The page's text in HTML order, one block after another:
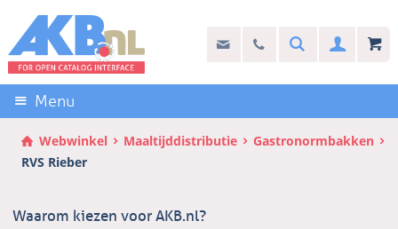
links
over
Direct
naar
de
inhoud
Direct
hoofdmenu
info@akb.nl
Stel uw vraag
030 69 50 814Search
Menu
Webwinkel Maaltijddistributie
Gastronormbakken
RVS Rieber
Waarom kiezen voor AKB.nl?